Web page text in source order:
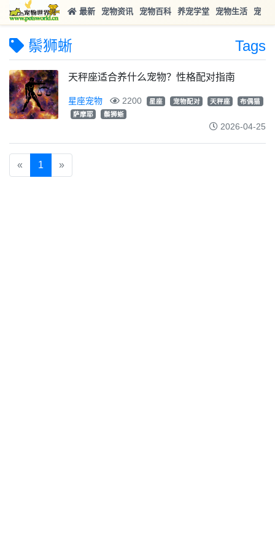
最新 宠物资讯 宠物百科 养宠学堂 宠物生活 宠物
鬃狮蜥 Tags
天秤座适合养什么宠物？性格配对指南
星座宠物 2200 星座 宠物配对 天秤座
布偶猫
萨摩耶
鬃狮蜥
2026-04-25
« 1 »